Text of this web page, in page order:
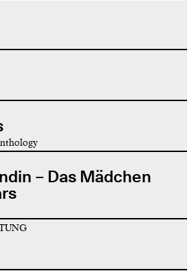
– Das Mädchen